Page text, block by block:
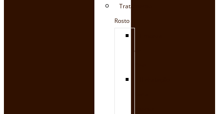
Tratamento
Rosto
de